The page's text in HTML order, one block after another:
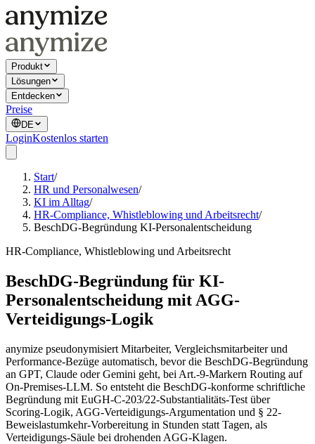
Produkt
Lösungen
Entdecken
Preise
DE
LoginKostenlos starten
Start/
HR und Personalwesen/
KI im Alltag/
HR-Compliance, Whistleblowing und Arbeitsrecht/
BeschDG-Begründung KI-Personalentscheidung
HR-Compliance, Whistleblowing und Arbeitsrecht
BeschDG-Begründung für KI-
Personalentscheidung mit AGG-
Verteidigungs-Logik
anymize pseudonymisiert Mitarbeiter, Vergleichsmitarbeiter und
Performance-Bezüge automatisch, bevor die BeschDG-Begründung
an GPT, Claude oder Gemini geht, bei Art.-9-Markern Routing auf
On-Premises-LLM. So entsteht die BeschDG-konforme schriftliche
Begründung mit EuGH-C-203/22-Substantialitäts-Test über
Scoring-Logik, AGG-Verteidigungs-Argumentation und § 22-
Beweislastumkehr-Vorbereitung in Stunden statt Tagen, als
Verteidigungs-Säule bei drohenden AGG-Klagen.